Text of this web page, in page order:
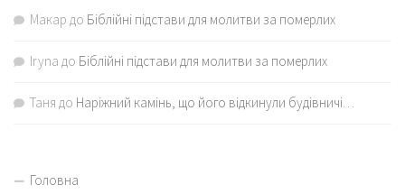
Макар до Біблійні підстави для молитви за померлих
Iryna до Біблійні підстави для молитви за померлих
Таня до Наріжний камінь, що його відкинули будівничі…
Головна